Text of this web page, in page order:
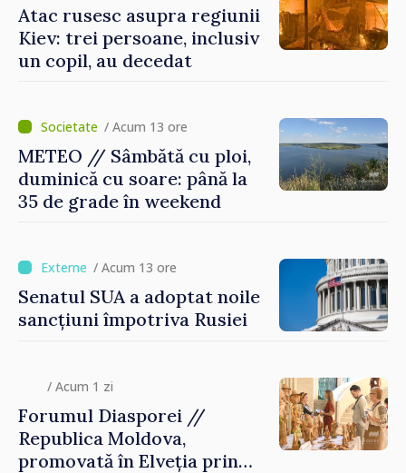
Atac rusesc asupra regiunii
Kiev: trei persoane, inclusiv
un copil, au decedat
/ Acum 13 ore
METEO // Sâmbătă cu ploi,
duminică cu soare: până la
35 de grade în weekend
/ Acum 13 ore
Senatul SUA a adoptat noile
sancțiuni împotriva Rusiei
/ Acum 1 zi
Forumul Diasporei //
Republica Moldova,
promovată în Elveția prin